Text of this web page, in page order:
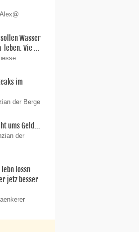
Wasser
leben. Vie ...
im
der Berge
ums Geld...
der
lossn
jetz besser